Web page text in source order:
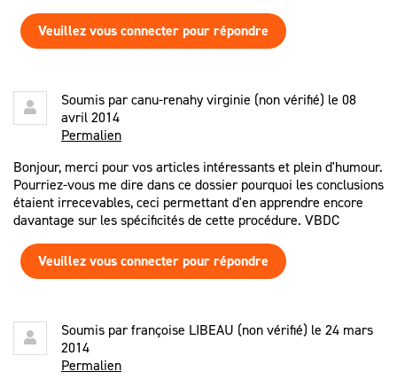
Veuillez vous connecter pour répondre
Soumis parcanu-renahy virginie (non vérifié) le 08
avril 2014
Permalien
Bonjour, merci pour vos articles intéressants et plein d'humour.
Pourriez-vous me dire dans ce dossier pourquoi les conclusions
étaient irrecevables, ceci permettant d'en apprendre encore
davantage sur les spécificités de cette procédure. VBDC
Veuillez vous connecter pour répondre
Soumis parfrançoise LIBEAU (non vérifié) le 24 mars
2014
Permalien